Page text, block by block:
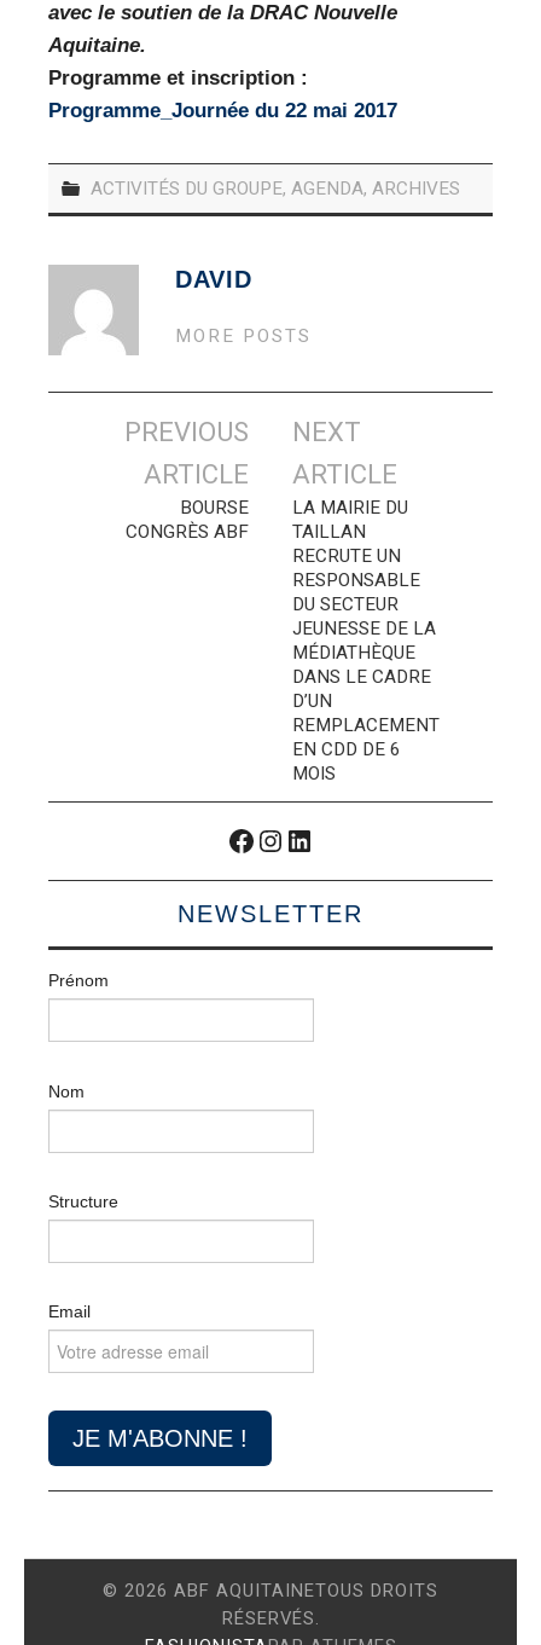
avec le soutien de la DRAC Nouvelle
Aquitaine.
Programme et inscription :
Programme_Journée du 22 mai 2017
ACTIVITÉS DU GROUPE, AGENDA, ARCHIVES
DAVID
MORE POSTS
Navigation
PREVIOUS
ARTICLE
BOURSE
CONGRÈS ABF
NEXT
ARTICLE
LA MAIRIE DU
TAILLAN
RECRUTE UN
RESPONSABLE
DU SECTEUR
JEUNESSE DE LA
MÉDIATHÈQUE
DANS LE CADRE
D’UN
REMPLACEMENT
EN CDD DE 6
MOIS
Facebook
Instagram
LinkedIn
NEWSLETTER
Prénom
Nom
Structure
Email
© 2026 ABF AQUITAINETOUS DROITS
RÉSERVÉS.